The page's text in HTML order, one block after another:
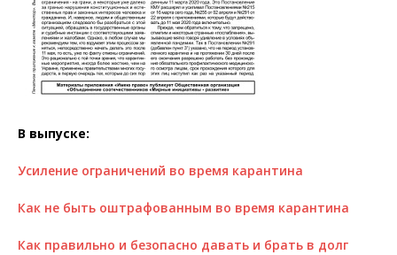
В выпуске:
Усиление ограничений во время карантина
Как не быть оштрафованным во время карантина
Как правильно и безопасно давать и брать в долг